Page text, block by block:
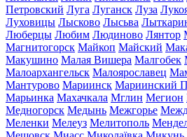
Петровский Луга Луганск Луза
Луховицы Лысково Лысьва
Люберцы Любим Людиново Лянтор
Магнитогорск Майкоп Майский
Макушино Малая Вишера Малгобек
Малоархангельск Малоярославец
Мантурово Мариинск Мариинский
Марьинка Махачкала Мглин Мегион
Медногорск Медынь Межгорье
Меленки Мелеуз Мелитополь